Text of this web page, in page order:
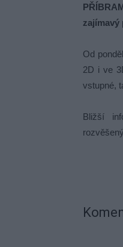
zajímavý
Od
2D i ve
vstupné,
Bližší